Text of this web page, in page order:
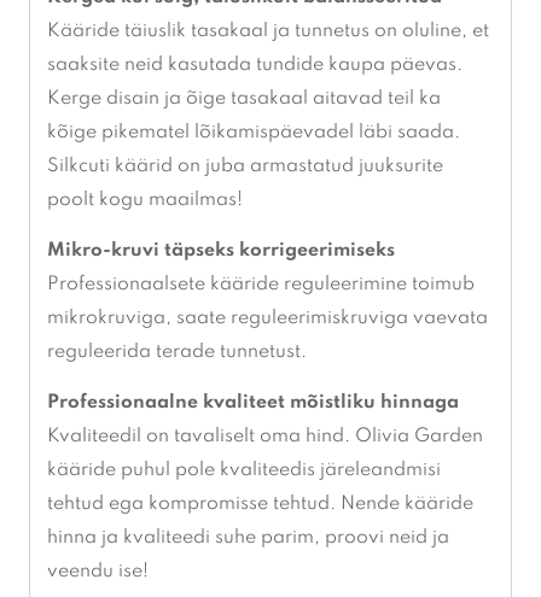
Kääride täiuslik tasakaal ja tunnetus on oluline, et
saaksite neid kasutada tundide kaupa päevas.
Kerge disain ja õige tasakaal aitavad teil ka
kõige pikematel lõikamispäevadel läbi saada.
Silkcuti käärid on juba armastatud juuksurite
poolt kogu maailmas!
Mikro-kruvi täpseks korrigeerimiseks
Professionaalsete kääride reguleerimine toimub
mikrokruviga, saate reguleerimiskruviga vaevata
reguleerida terade tunnetust.
Professionaalne kvaliteet mõistliku hinnaga
Kvaliteedil on tavaliselt oma hind. Olivia Garden
kääride puhul pole kvaliteedis järeleandmisi
tehtud ega kompromisse tehtud. Nende kääride
hinna ja kvaliteedi suhe parim, proovi neid ja
veendu ise!